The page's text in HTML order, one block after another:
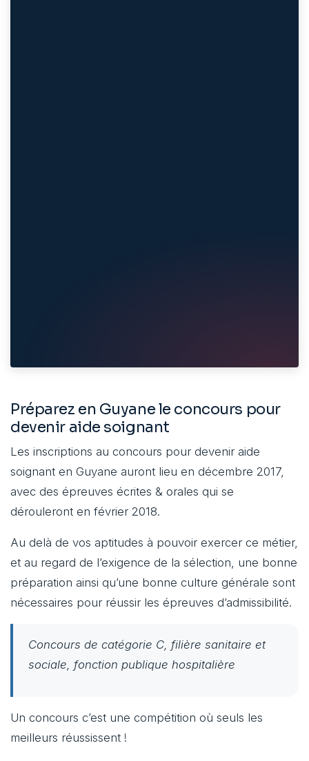
Préparez en Guyane le concours pour
devenir aide soignant
Les inscriptions au concours pour devenir aide
soignant en Guyane auront lieu en décembre 2017,
avec des épreuves écrites & orales qui se
dérouleront en février 2018.
Au delà de vos aptitudes à pouvoir exercer ce métier,
et au regard de l’exigence de la sélection, une bonne
préparation ainsi qu’une bonne culture générale sont
nécessaires pour réussir les épreuves d’admissibilité.
Concours de catégorie C, filière sanitaire et
sociale, fonction publique hospitalière
Un concours c’est une compétition où seuls les
meilleurs réussissent !